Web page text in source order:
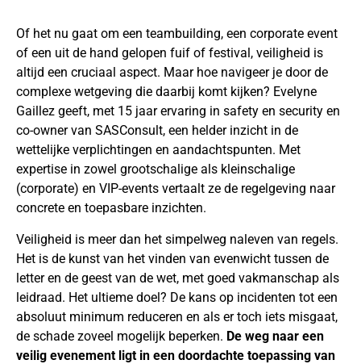
Of het nu gaat om een teambuilding, een corporate event
of een uit de hand gelopen fuif of festival, veiligheid is
altijd een cruciaal aspect. Maar hoe navigeer je door de
complexe wetgeving die daarbij komt kijken? Evelyne
Gaillez geeft, met 15 jaar ervaring in safety en security en
co-owner van SASConsult, een helder inzicht in de
wettelijke verplichtingen en aandachtspunten. Met
expertise in zowel grootschalige als kleinschalige
(corporate) en VIP-events vertaalt ze de regelgeving naar
concrete en toepasbare inzichten.
Veiligheid is meer dan het simpelweg naleven van regels.
Het is de kunst van het vinden van evenwicht tussen de
letter en de geest van de wet, met goed vakmanschap als
leidraad. Het ultieme doel? De kans op incidenten tot een
absoluut minimum reduceren en als er toch iets misgaat,
de schade zoveel mogelijk beperken. De weg naar een
veilig evenement ligt in een doordachte toepassing van